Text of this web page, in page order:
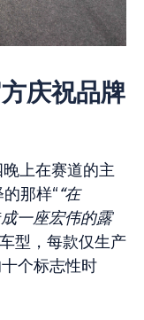
庆祝品牌
上在赛道的主
那样““在
一座宏伟的露
型，每款仅生产
个标志性时